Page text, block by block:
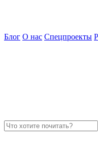
Блог О нас Спецпроекты